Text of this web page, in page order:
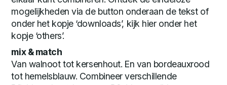
mogelijkheden via de button onderaan de tekst of
onder het kopje ‘downloads’, kijk hier onder het
kopje ‘others’.
mix & match
Van walnoot tot kersenhout. En van bordeauxrood
tot hemelsblauw. Combineer verschillende